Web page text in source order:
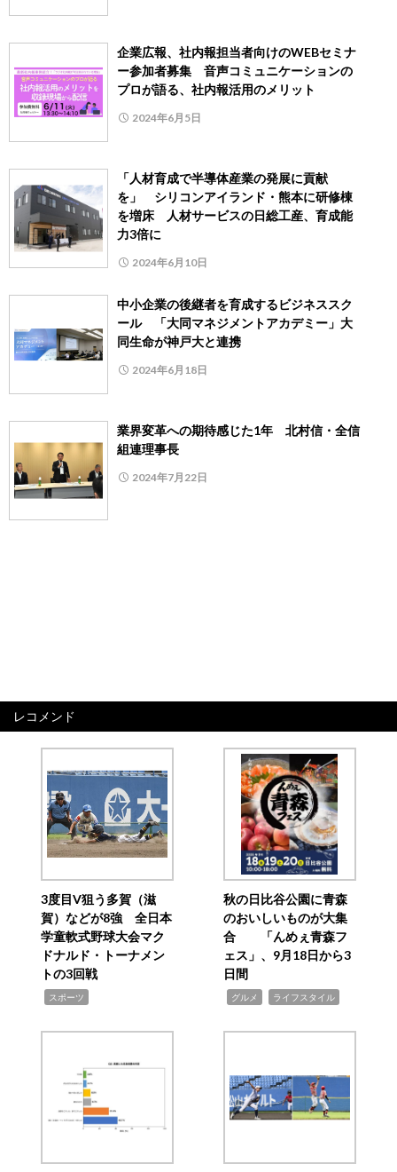
企業広報、社内報担当者向けのWEBセミナ
ー参加者募集 音声コミュニケーションの
プロが語る、社内報活用のメリット
2024年6月5日
「人材育成で半導体産業の発展に貢献
を」 シリコンアイランド・熊本に研修棟
を増床 人材サービスの日総工産、育成能
力3倍に
2024年6月10日
中小企業の後継者を育成するビジネススク
ール 「大同マネジメントアカデミー」大
同生命が神戸大と連携
2024年6月18日
業界変革への期待感じた1年 北村信・全信
組連理事長
2024年7月22日
レコメンド
3度目V狙う多賀（滋
賀）などが8強 全日本
学童軟式野球大会マク
ドナルド・トーナメン
トの3回戦
スポーツ
秋の日比谷公園に青森
のおいしいものが大集
合 「んめぇ青森フ
ェス」、9月18日から3
日間
グルメ ライフスタイル